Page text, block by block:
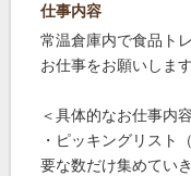
仕事内容
常温倉庫内で食品ト
お仕事をお願いします
＜具体的なお仕事内
・ピッキングリスト
要な数だけ集めていき